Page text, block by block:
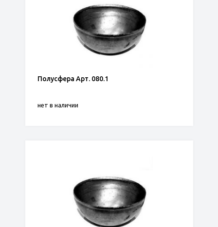
Полусфера Арт. 080.1
нет в наличии